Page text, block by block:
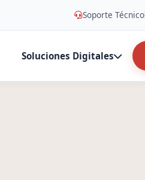
Soporte Técnico
Soluciones Digitales